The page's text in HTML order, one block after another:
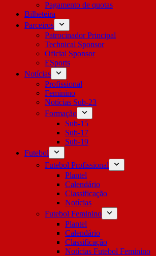
Pagamento de quotas
Bilheteira
Parceiros
Patrocinador Principal
Technical Sponsor
Oficial Sponsor
ESports
Notícias
Profissional
Feminino
Notícias Sub-23
Formação
Sub-15
Sub-17
Sub-19
Futebol
Futebol Profissional
Plantel
Calendário
Classificação
Notícias
Futebol Feminino
Plantel
Calendário
Classificação
Notícias Futebol Feminino